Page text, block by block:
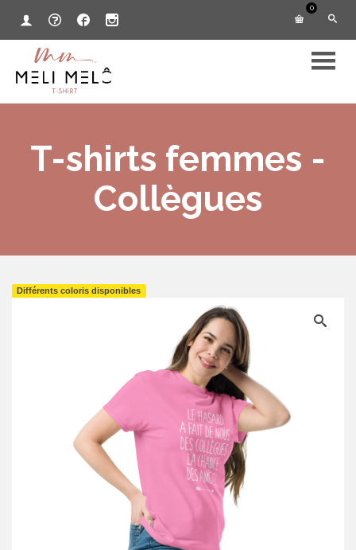
0
T-shirts femmes -
Collègues
Différents coloris disponibles